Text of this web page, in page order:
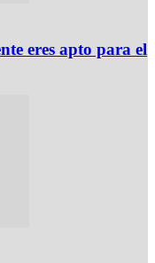
eres apto para el